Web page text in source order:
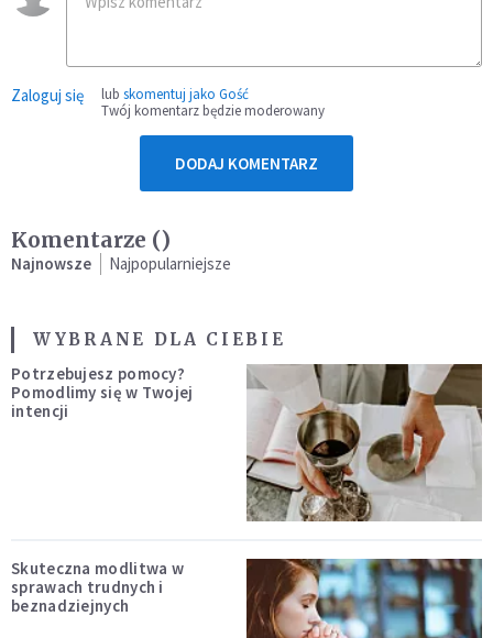
Zaloguj się lub skomentuj jako Gość
Twój komentarz będzie moderowany
DODAJ KOMENTARZ
Komentarze ()
Najnowsze Najpopularniejsze
WYBRANE DLA CIEBIE
Potrzebujesz pomocy?
Pomodlimy się w Twojej
intencji
Skuteczna modlitwa w
sprawach trudnych i
beznadziejnych